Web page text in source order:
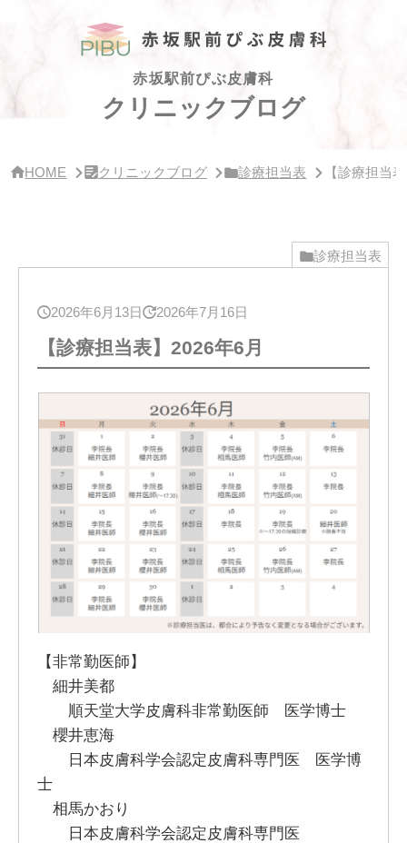
赤坂駅前ぴぶ皮膚科
クリニックブログ
HOME クリニックブログ 診療担当表 【診療担当
診療担当表
2026年6月13日 2026年7月16日
【診療担当表】2026年6月
【非常勤医師】
細井美都
順天堂大学皮膚科非常勤医師 医学博士
櫻井恵海
日本皮膚科学会認定皮膚科専門医 医学博
士
相馬かおり
日本皮膚科学会認定皮膚科専門医